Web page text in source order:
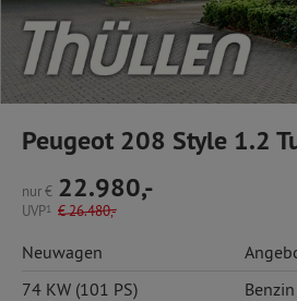
Peugeot 208 Style 1.2
nur€ 22.980,-
UVP1 €26.480,-
Neuwagen
74 KW (101 PS)
Benzin